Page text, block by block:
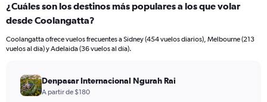
¿Cuáles son los destinos más populares a los que volar
desde Coolangatta?
Coolangatta ofrece vuelos frecuentes a Sídney (454 vuelos diarios), Melbourne (213
vuelos al día) y Adelaida (36 vuelos al día).
Denpasar Internacional Ngurah Rai
A partir de $180